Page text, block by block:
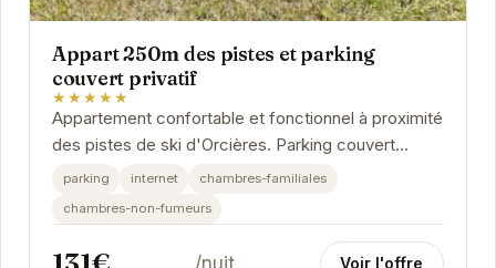
Appart 250m des pistes et parking
couvert privatif
★★★★★
Appartement confortable et fonctionnel à proximité
des pistes de ski d'Orcières. Parking couvert
privatif pour plus de commodité.
parking internet
chambres-familiales
chambres-non-fumeurs
/nuit Voir l'offre